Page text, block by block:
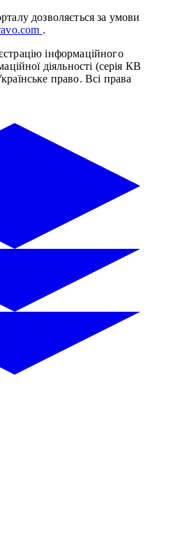
дозволяється за умови
.
інформаційного
діяльності (серія КВ
право. Всі права